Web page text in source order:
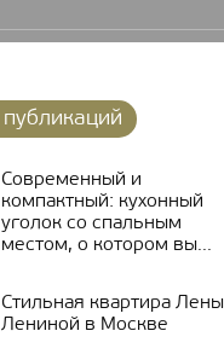
Современный и
компактный: кухонный
уголок со спальным
местом, о котором вы...
Стильная квартира Лены
Лениной в Москве